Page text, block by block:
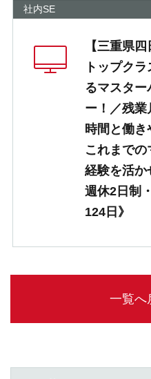
社内SE
【三重県
トップク
るマスター
ー！／残業
時間と働き
これまでの
経験を活か
週休2日制
124日》
一覧へ